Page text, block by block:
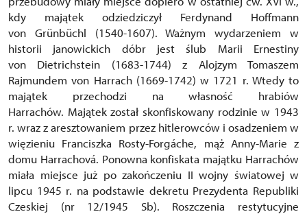
kdy majątek odziedziczył Ferdynand Hoffmann
von Grünbüchl (1540-1607). Ważnym wydarzeniem w
historii janowickich dóbr jest ślub Marii Ernestiny
von Dietrichstein (1683-1744) z Alojzym Tomaszem
Rajmundem von Harrach (1669-1742) w 1721 r. Wtedy to
majątek przechodzi na własność hrabiów
Harrachów. Majątek został skonfiskowany rodzinie w 1943
r. wraz z aresztowaniem przez hitlerowców i osadzeniem w
więzieniu Franciszka Rosty-Forgáche, mąż Anny-Marie z
domu Harrachová. Ponowna konfiskata majątku Harrachów
miała miejsce już po zakończeniu II wojny światowej w
lipcu 1945 r. na podstawie dekretu Prezydenta Republiki
Czeskiej (nr 12/1945 Sb). Roszczenia restytucyjne